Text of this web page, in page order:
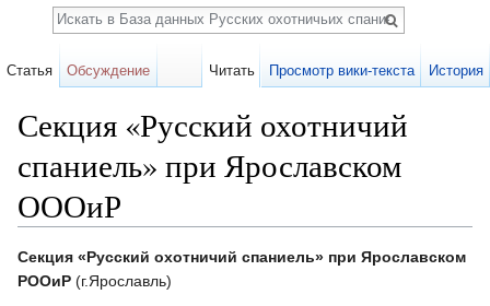
Секция «Русский охотничий
спаниель» при Ярославском
ОООиР
Секция «Русский охотничий спаниель» при Ярославском
РООиР (г.Ярославль)
Статья Обсуждение Читать Просмотр вики-текста История
Поиск